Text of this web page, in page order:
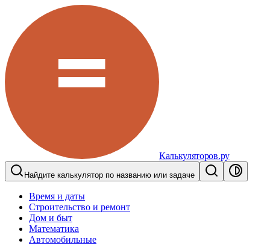
Калькуляторов.ру
Найдите калькулятор по названию или задаче
Время и даты
Строительство и ремонт
Дом и быт
Математика
Автомобильные